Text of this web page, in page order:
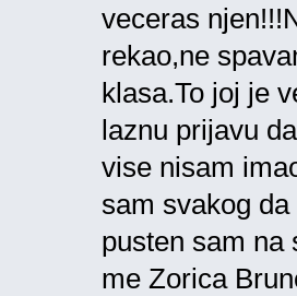
veceras
rekao,ne
klasa.To joj je
laznu prijavu
vise nisam
sam svakog
pusten sam na
me Zorica